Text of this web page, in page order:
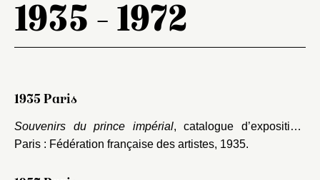
1935 - 1972
1935 Paris
Souvenirs du prince impérial, catalogue d’exposition.
Paris : Fédération française des artistes, 1935.